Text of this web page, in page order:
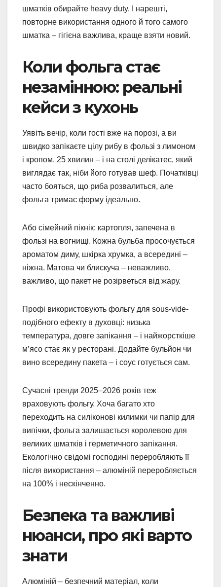
шматків обирайте heavy duty. І нарешті,
повторне використання одного й того самого
шматка – гігієна важлива, краще взяти новий.
Коли фольга стає
незамінною: реальні
кейси з кухонь
Уявіть вечір, коли гості вже на порозі, а ви
швидко запікаєте цілу рибу в фользі з лимоном
і кропом. 25 хвилин – і на столі делікатес, який
виглядає так, ніби його готував шеф. Початківці
часто бояться, що риба розвалиться, але
фольга тримає форму ідеально.
Або сімейний пікнік: картопля, запечена в
фользі на вогнищі. Кожна бульба просочується
ароматом диму, шкірка хрумка, а всередині –
ніжна. Матова чи блискуча – неважливо,
важливо, що пакет не розірветься від жару.
Профі використовують фольгу для sous-vide-
подібного ефекту в духовці: низька
температура, довге запікання – і найжорсткіше
м’ясо стає як у ресторані. Додайте бульйон чи
вино всередину пакета – і соус готується сам.
Сучасні тренди 2025–2026 років теж
враховують фольгу. Хоча багато хто
переходить на силіконові килимки чи папір для
випічки, фольга залишається королевою для
великих шматків і герметичного запікання.
Екологічно свідомі господині переробляють її
після використання – алюміній переробляється
на 100% і нескінченно.
Безпека та важливі
нюанси, про які варто
знати
Алюміній – безпечний матеріал, коли